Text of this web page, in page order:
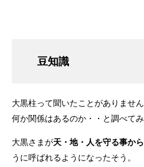
豆知識
大黒柱って聞いたことがありませ
何か関係はあるのか・・と調べて
大黒さまが天・地・人を守る事か
うに呼ばれるようになったそう。